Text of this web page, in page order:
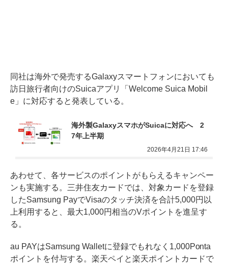
同社は海外で発売するGalaxyスマートフォンにおいても
訪日旅行者向けのSuicaアプリ「Welcome Suica Mobil
e」に対応すると発表している。
海外製GalaxyスマホがSuicaに対応へ　2
7年上半期
2026年4月21日 17:46
あわせて、各サービスのポイントがもらえるキャンペー
ンも実施する。三井住友カードでは、対象カードを登録
したSamsung PayでVisaのタッチ決済を合計5,000円以
上利用すると、最大1,000円相当のVポイントを進呈す
る。
au PAYはSamsung Walletに登録でもれなく1,000Ponta
ポイントを付与する。楽天ペイと楽天ポイントカードで